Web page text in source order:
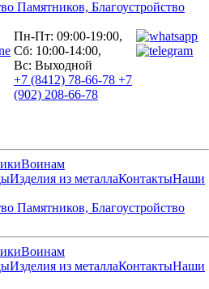
Памятников, Благоустройство
Пн-Пт: 09:00-19:00,
Сб: 10:00-14:00,
Вс: Выходной
+7 (8412) 78-66-78 +7
(902) 208-66-78
Воинам
Изделия из металлаКонтактыНаши
Памятников, Благоустройство
Воинам
Изделия из металлаКонтактыНаши